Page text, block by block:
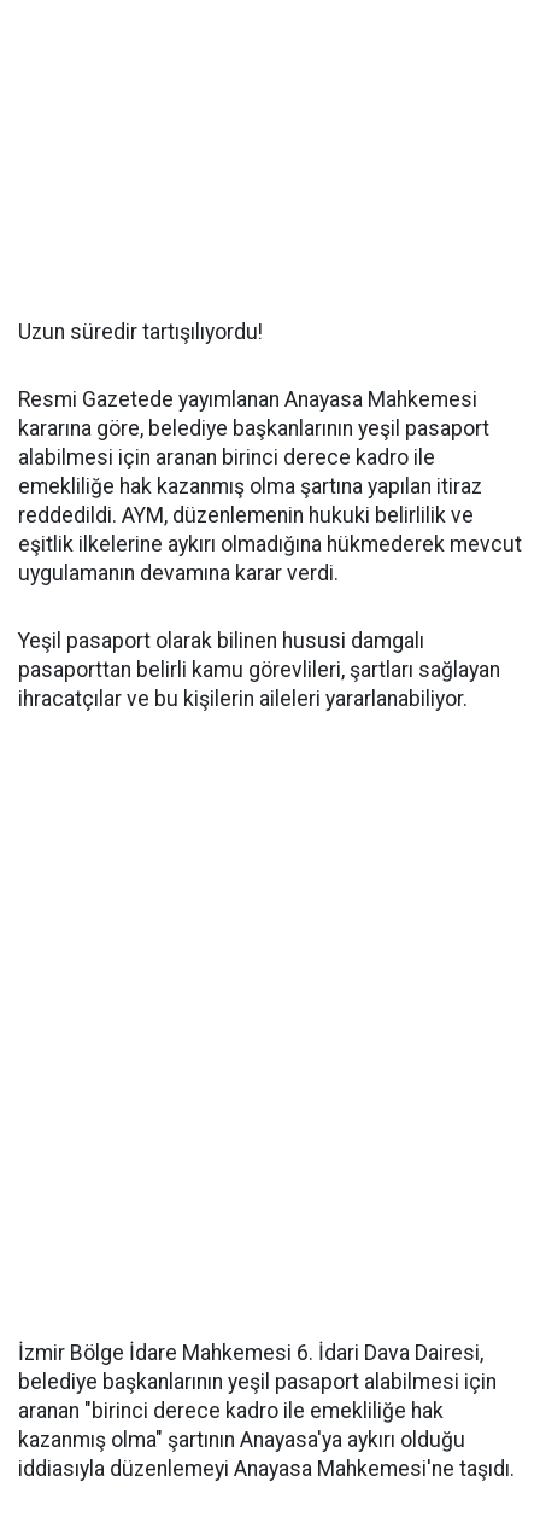
Uzun süredir tartışılıyordu!
Resmi Gazetede yayımlanan Anayasa Mahkemesi
kararına göre, belediye başkanlarının yeşil pasaport
alabilmesi için aranan birinci derece kadro ile
emekliliğe hak kazanmış olma şartına yapılan itiraz
reddedildi. AYM, düzenlemenin hukuki belirlilik ve
eşitlik ilkelerine aykırı olmadığına hükmederek mevcut
uygulamanın devamına karar verdi.
Yeşil pasaport olarak bilinen hususi damgalı
pasaporttan belirli kamu görevlileri, şartları sağlayan
ihracatçılar ve bu kişilerin aileleri yararlanabiliyor.
İzmir Bölge İdare Mahkemesi 6. İdari Dava Dairesi,
belediye başkanlarının yeşil pasaport alabilmesi için
aranan "birinci derece kadro ile emekliliğe hak
kazanmış olma" şartının Anayasa'ya aykırı olduğu
iddiasıyla düzenlemeyi Anayasa Mahkemesi'ne taşıdı.